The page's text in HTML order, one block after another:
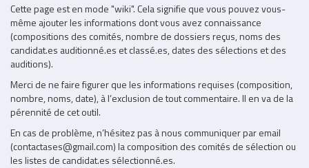
Cette page est en mode "wiki". Cela signifie que vous pouvez vous-
même ajouter les informations dont vous avez connaissance
(compositions des comités, nombre de dossiers reçus, noms des
candidat.es auditionné.es et classé.es, dates des sélections et des
auditions).
Merci de ne faire figurer que les informations requises (composition,
nombre, noms, date), à l’exclusion de tout commentaire. Il en va de la
pérennité de cet outil.
En cas de problème, n’hésitez pas à nous communiquer par email
(contactases@gmail.com)la composition des comités de sélection ou
les listes de candidat.es sélectionné.es.